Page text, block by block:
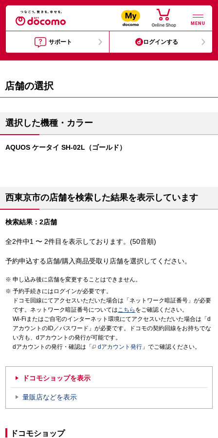
MENU
サポート ログインする
店舗の選択
選択した機種・カラー
AQUOS ケータイ SH-02L（ゴールド）
西東京市の店舗を検索した結果を表示しています
検索結果：2店舗
全2件中1 〜 2件目を表示しております。(50音順)
予約申込する店舗/購入商品受取り店舗を選択してください。
申し込み後に店舗を変更することはできません。
予約手続きにはログインが必要です。
ドコモ回線にてアクセスいただいた場合は「ネットワーク暗証番号」が必要
です。ネットワーク暗証番号についてはこちら をご確認ください。
Wi-Fiまたはご自宅のインターネット環境にてアクセスいただいた場合は「d
アカウントのID／パスワード」が必要です。ドコモの契約回線をお持ちでな
い方も、dアカウントの発行が可能です。
dアカウントの発行・確認は「
dアカウント発行 」でご確認ください。
ドコモショップを表示
量販店などを表示
ドコモショップ